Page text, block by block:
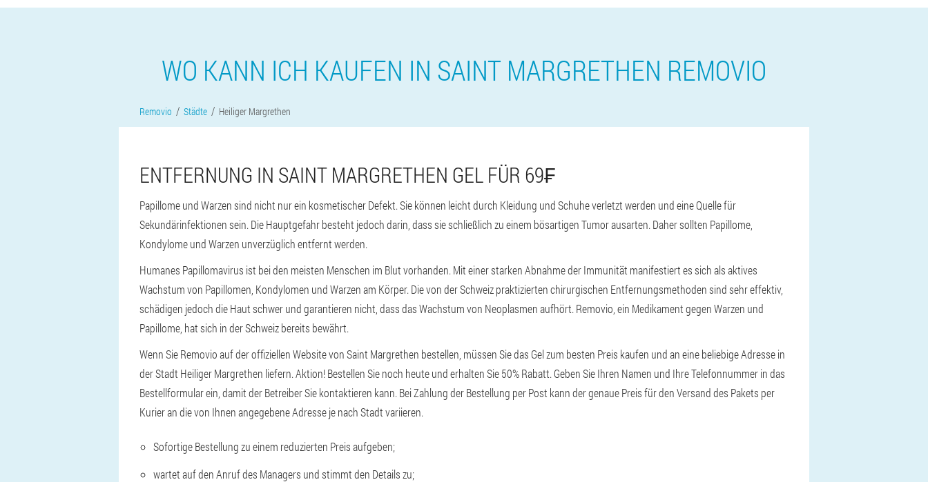
WO KANN ICH KAUFEN IN SAINT MARGRETHEN REMOVIO
Removio Städte Heiliger Margrethen
ENTFERNUNG IN SAINT MARGRETHEN GEL FÜR 69₣
Papillome und Warzen sind nicht nur ein kosmetischer Defekt. Sie können leicht durch Kleidung und Schuhe verletzt werden und eine Quelle für
Sekundärinfektionen sein. Die Hauptgefahr besteht jedoch darin, dass sie schließlich zu einem bösartigen Tumor ausarten. Daher sollten Papillome,
Kondylome und Warzen unverzüglich entfernt werden.
Humanes Papillomavirus ist bei den meisten Menschen im Blut vorhanden. Mit einer starken Abnahme der Immunität manifestiert es sich als aktives
Wachstum von Papillomen, Kondylomen und Warzen am Körper. Die von der Schweiz praktizierten chirurgischen Entfernungsmethoden sind sehr effektiv,
schädigen jedoch die Haut schwer und garantieren nicht, dass das Wachstum von Neoplasmen aufhört. Removio, ein Medikament gegen Warzen und
Papillome, hat sich in der Schweiz bereits bewährt.
Wenn Sie Removio auf der offiziellen Website von Saint Margrethen bestellen, müssen Sie das Gel zum besten Preis kaufen und an eine beliebige Adresse in
der Stadt Heiliger Margrethen liefern. Aktion! Bestellen Sie noch heute und erhalten Sie 50% Rabatt. Geben Sie Ihren Namen und Ihre Telefonnummer in das
Bestellformular ein, damit der Betreiber Sie kontaktieren kann. Bei Zahlung der Bestellung per Post kann der genaue Preis für den Versand des Pakets per
Kurier an die von Ihnen angegebene Adresse je nach Stadt variieren.
Sofortige Bestellung zu einem reduzierten Preis aufgeben;
wartet auf den Anruf des Managers und stimmt den Details zu;